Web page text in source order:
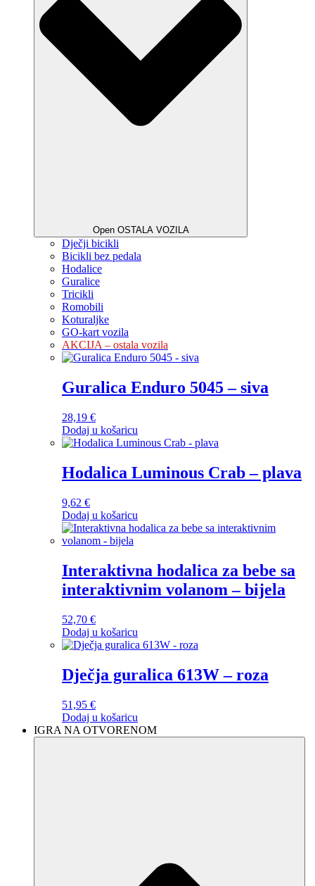
Open OSTALA VOZILA
Dječji bicikli
Bicikli bez pedala
Hodalice
Guralice
Tricikli
Romobili
Koturaljke
GO-kart vozila
AKCIJA – ostala vozila
Guralica Enduro 5045 – siva
28,19 €
Dodaj u košaricu
Hodalica Luminous Crab – plava
9,62 €
Dodaj u košaricu
Interaktivna hodalica za bebe sa
interaktivnim volanom – bijela
52,70 €
Dodaj u košaricu
Dječja guralica 613W – roza
51,95 €
Dodaj u košaricu
IGRA NA OTVORENOM